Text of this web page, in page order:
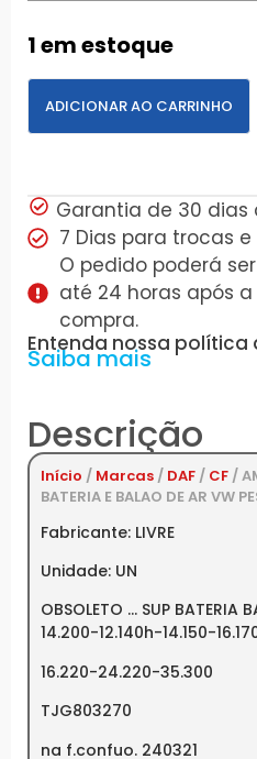
1 em estoque
ADICIONAR AO CARRINHO
Garantia de 30 dias
7 Dias para trocas
O pedido poderá
até 24 horas após
compra.
Entenda nossa política
Saiba mais
Descrição
Início / Marcas / DAF / CF /
BATERIA E BALAO DE AR VW
Fabricante: LIVRE
Unidade: UN
OBSOLETO … SUP BATERIA
14.200-12.140h-14.150-
16.220-24.220-35.300
TJG803270
na f.confuo. 240321